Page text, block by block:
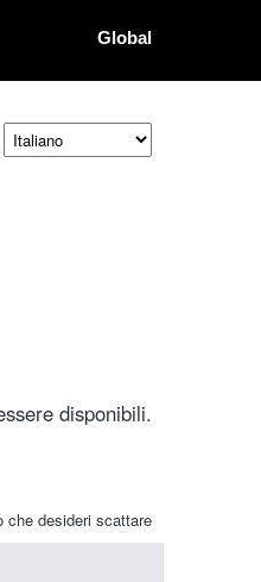
Global
disponibili.
che desideri scattare